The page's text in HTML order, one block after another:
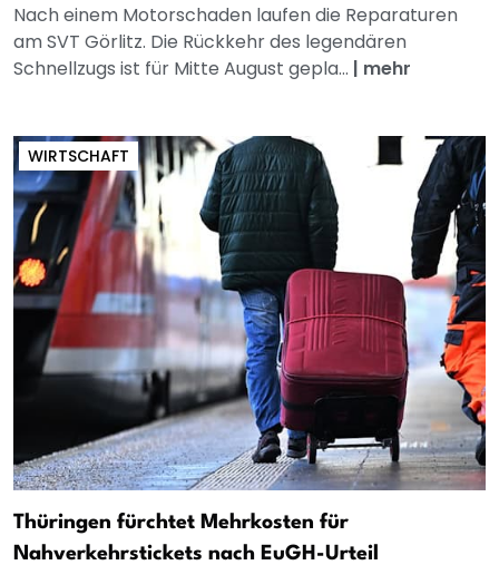
Nach einem Motorschaden laufen die Reparaturen
am SVT Görlitz. Die Rückkehr des legendären
Schnellzugs ist für Mitte August gepla... | mehr
WIRTSCHAFT
Thüringen fürchtet Mehrkosten für
Nahverkehrstickets nach EuGH-Urteil